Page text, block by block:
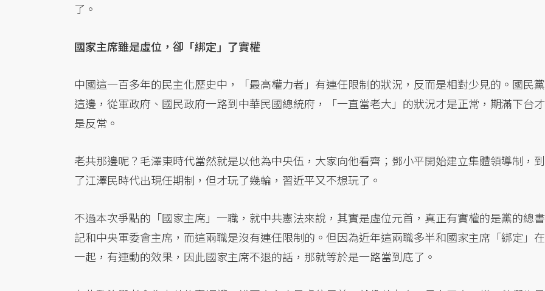
了。
國家主席雖是虛位，卻「綁定」了實權
中國這一百多年的民主化歷史中，「最高權力者」有連任限制的狀況，反而是相對少見的。國民黨
這邊，從軍政府、國民政府一路到中華民國總統府，「一直當老大」的狀況才是正常，期滿下台才
是反常。
老共那邊呢？毛澤東時代當然就是以他為中央伍，大家向他看齊；鄧小平開始建立集體領導制，到
了江澤民時代出現任期制，但才玩了幾輪，習近平又不想玩了。
不過本次爭點的「國家主席」一職，就中共憲法來說，其實是虛位元首，真正有實權的是黨的總書
記和中央軍委會主席，而這兩職是沒有連任限制的。但因為近年這兩職多半和國家主席「綁定」在
一起，有連動的效果，因此國家主席不退的話，那就等於是一路當到底了。